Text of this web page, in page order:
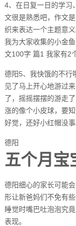
4、在日复一日的学习
文很是熟悉吧，作文
织来表达一个主题意
我为大家收集的小金
文100字 篇1 我家有2
德阳5、我快饿的不行
见了马上开心地游过
了，摇摇摆摆的游走
涨的像个小皮球，要
好觉，还好小红帽没事
德阳
五个月宝
德阳细心的家长可能
形让新爸妈们不免有
睡觉时嘴巴吐泡泡究
表现。